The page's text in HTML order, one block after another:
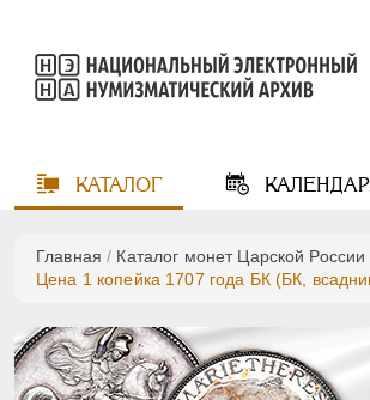
КАТАЛОГ
Главная / Каталог монет Царской России
Цена 1 копейка 1707 года БК (БК,